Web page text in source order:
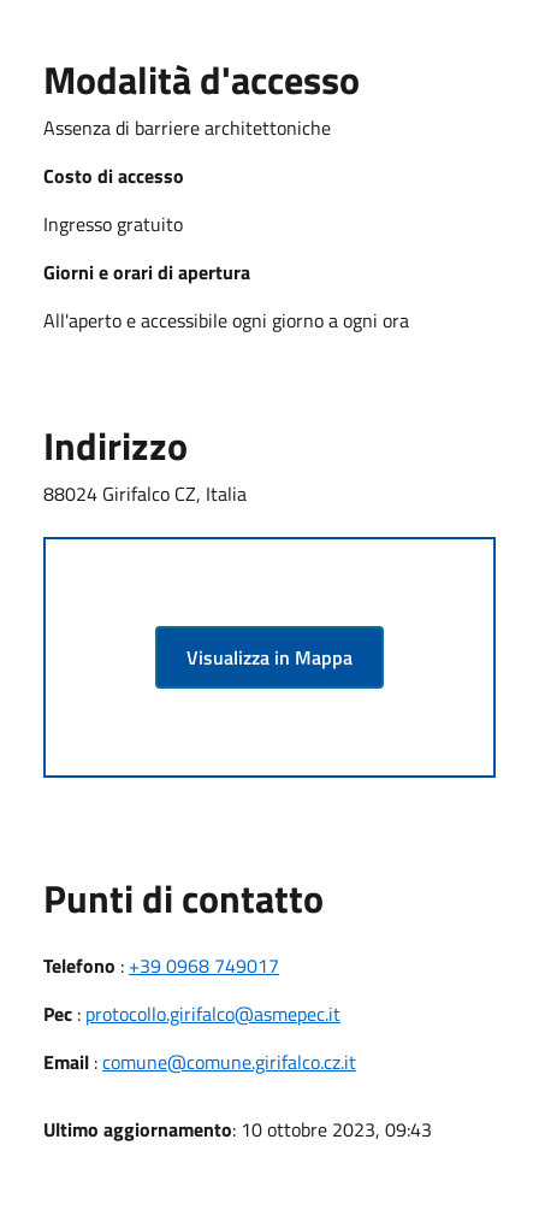
Modalità d'accesso
Assenza di barriere architettoniche
Costo di accesso
Ingresso gratuito
Giorni e orari di apertura
All'aperto e accessibile ogni giorno a ogni ora
Indirizzo
88024 Girifalco CZ, Italia
Visualizza in Mappa
Punti di contatto
Telefono : +39 0968 749017
Pec : protocollo.girifalco@asmepec.it
Email :comune@comune.girifalco.cz.it
Ultimo aggiornamento: 10 ottobre 2023, 09:43